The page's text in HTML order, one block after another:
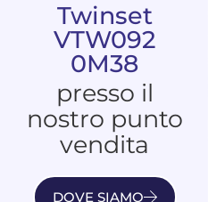
Twinset
VTW092
0M38
presso il
nostro punto
vendita
DOVE SIAMO